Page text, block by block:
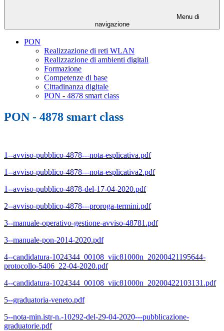
Menu di
navigazione
PON
Realizzazione di reti WLAN
Realizzazione di ambienti digitali
Formazione
Competenze di base
Cittadinanza digitale
PON - 4878 smart class
PON - 4878 smart class
1--avviso-pubblico-4878---nota-esplicativa.pdf
1--avviso-pubblico-4878---nota-esplicativa2.pdf
1--avviso-pubblico-4878-del-17-04-2020.pdf
2--avviso-pubblico-4878---proroga-termini.pdf
3--manuale-operativo-gestione-avviso-48781.pdf
3--manuale-pon-2014-2020.pdf
4--candidatura-1024344_00108_viic81000n_20200421195644-
protocollo-5406_22-04-2020.pdf
4--candidatura-1024344_00108_viic81000n_20200422103131.pdf
5--graduatoria-veneto.pdf
5--nota-min.istr-n.-10292-del-29-04-2020---pubblicazione-
graduatorie.pdf